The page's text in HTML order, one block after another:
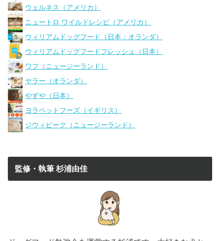
ウェルネス（アメリカ）
ニュートロ ワイルドレシピ（アメリカ）
ウィリアムドッグフード（日本：オランダ）
ウィリアムドッグフードフレッシュ（日本）
ワフ（ニュージーランド）
ヤラー（オランダ）
やずや（日本）
ヨラペットフーズ（イギリス）
ジウィピーク（ニュージーランド）
監修・執筆 杉浦由佳